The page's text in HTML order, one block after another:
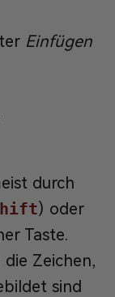
Einfügen
durch
) oder
Taste.
Zeichen,
sind